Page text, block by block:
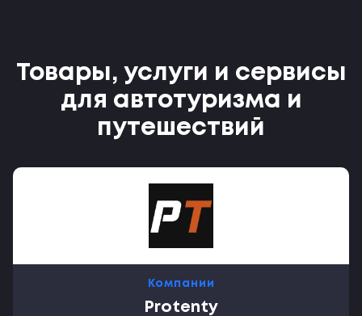
Товары, услуги и сервисы
для автотуризма и
путешествий
Компании
Protenty